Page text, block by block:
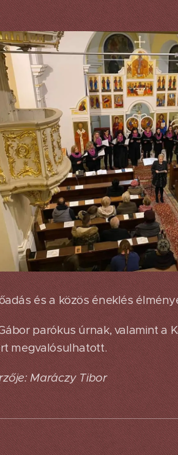
és a közös éneklés
parókus úrnak, valamint a
megvalósulhatott.
Maráczy Tibor